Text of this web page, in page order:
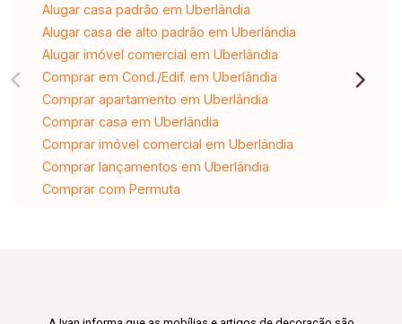
Alugar casa padrão em Uberlândia
Alugar casa de alto padrão em Uberlândia
Alugar imóvel comercial em Uberlândia
Comprar em Cond./Edif. em Uberlândia
Comprar apartamento em Uberlândia
Comprar casa em Uberlândia
Comprar imóvel comercial em Uberlândia
Comprar lançamentos em Uberlândia
Comprar com Permuta